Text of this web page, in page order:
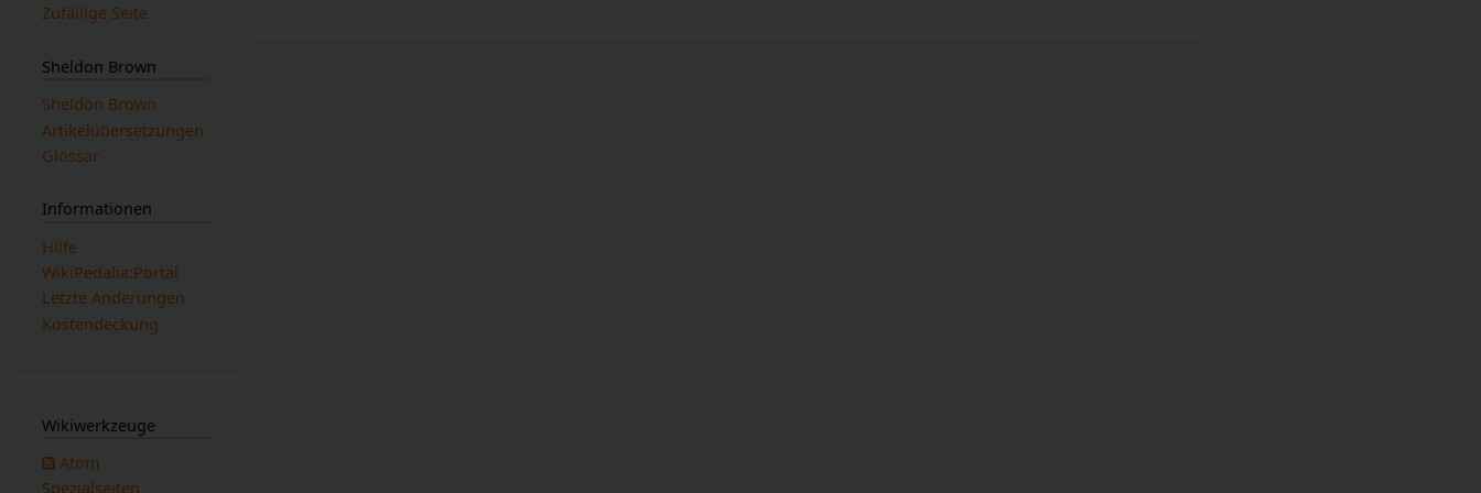
Zufällige Seite
Sheldon Brown
Sheldon Brown
Artikelübersetzungen
Glossar
Informationen
Hilfe
WikiPedalia:Portal
Letzte Änderungen
Kostendeckung
Wikiwerkzeuge
Atom
Spezialseiten